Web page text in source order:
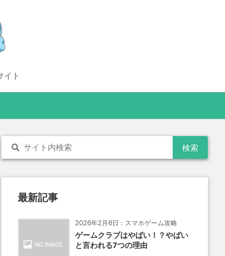
イト
最新記事
2026年2月6日 : スマホゲーム攻略
ゲームクラブはやばい！？やばい
と言われる7つの理由